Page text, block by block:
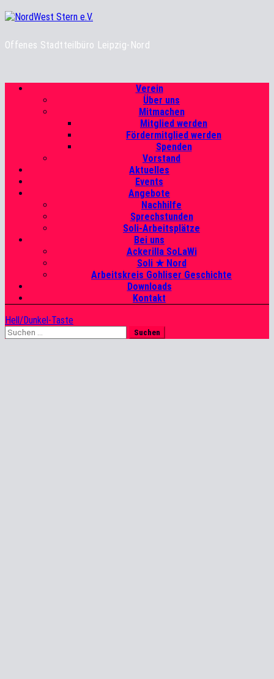
Zum
Inhalt
Offenes Stadtteilbüro Leipzig-Nord
Primäres
Menü
Verein
Über uns
Mitmachen
Mitglied werden
Fördermitglied werden
Spenden
Vorstand
Aktuelles
Events
Angebote
Nachhilfe
Sprechstunden
Soli-Arbeitsplätze
Bei uns
Ackerilla SoLaWi
Soli ★ Nord
Arbeitskreis Gohliser Geschichte
Downloads
Kontakt
Hell/Dunkel-Taste
Suchen
nach: